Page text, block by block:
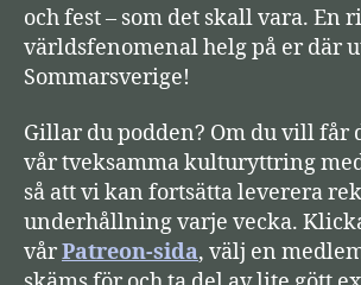
e
och fest – som det skall vara. En
världsfenomenal helg på er där
Sommarsverige!
Gillar du podden? Om du vill får
vår tveksamma kulturyttring
så att vi kan fortsätta leverera
underhållning varje vecka.
vårPatreon-sida, välj en